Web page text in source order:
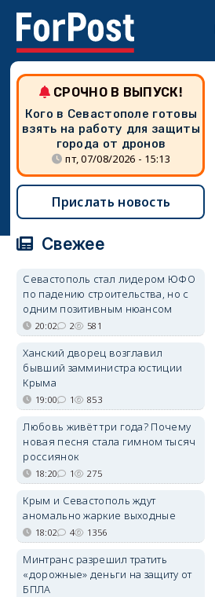
СРОЧНО В ВЫПУСК!
Кого в Севастополе готовы
взять на работу для защиты
города от дронов
пт, 07/08/2026 - 15:13
Прислать новость
Свежее
Севастополь стал лидером ЮФО
по падению строительства, но с
одним позитивным нюансом
20:02 2 581
Ханский дворец возглавил
бывший замминистра юстиции
Крыма
19:00 1 853
Любовь живёт три года? Почему
новая песня стала гимном тысяч
россиянок
18:20 1 275
Крым и Севастополь ждут
аномально жаркие выходные
18:02 4 1356
Минтранс разрешил тратить
«дорожные» деньги на защиту от
БПЛА